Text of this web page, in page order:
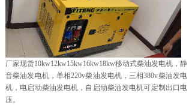
厂家现货10kw12kw15kw16kw18kw移动式柴油发电机，静
音柴油发电机，单相220v柴油发电机，三相380v柴油发电
机，电启动柴油发电机，自启动柴油发电机可定制出口电
压。